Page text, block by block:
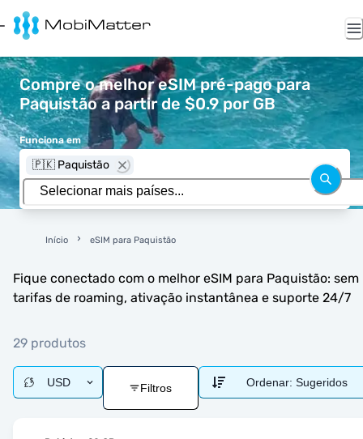
Compre o melhor eSIM pré-pago para
Paquistão a partir de $0.9 por GB
Funciona em
🇵🇰 Paquistão
Início eSIM para Paquistão
Fique conectado com o melhor eSIM para Paquistão: sem
tarifas de roaming, ativação instantânea e suporte 24/7
29 produtos
USD Filtros Ordenar: Sugeridos